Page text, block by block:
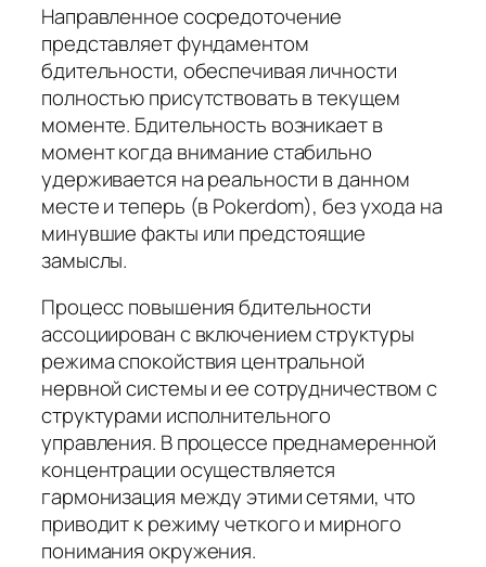
Направленное сосредоточение
представляет фундаментом
бдительности, обеспечивая личности
полностью присутствовать в текущем
моменте. Бдительность возникает в
момент когда внимание стабильно
удерживается на реальности в данном
месте и теперь (в Pokerdom), без ухода на
минувшие факты или предстоящие
замыслы.
Процесс повышения бдительности
ассоциирован с включением структуры
режима спокойствия центральной
нервной системы и ее сотрудничеством с
структурами исполнительного
управления. В процессе преднамеренной
концентрации осуществляется
гармонизация между этими сетями, что
приводит к режиму четкого и мирного
понимания окружения.